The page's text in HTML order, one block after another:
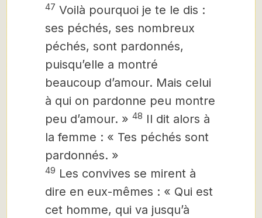
47 Voilà pourquoi je te le dis :
ses péchés, ses nombreux
péchés, sont pardonnés,
puisqu’elle a montré
beaucoup d’amour. Mais celui
à qui on pardonne peu montre
peu d’amour. » 48 Il dit alors à
la femme : « Tes péchés sont
pardonnés. »
49 Les convives se mirent à
dire en eux-mêmes : « Qui est
cet homme, qui va jusqu’à